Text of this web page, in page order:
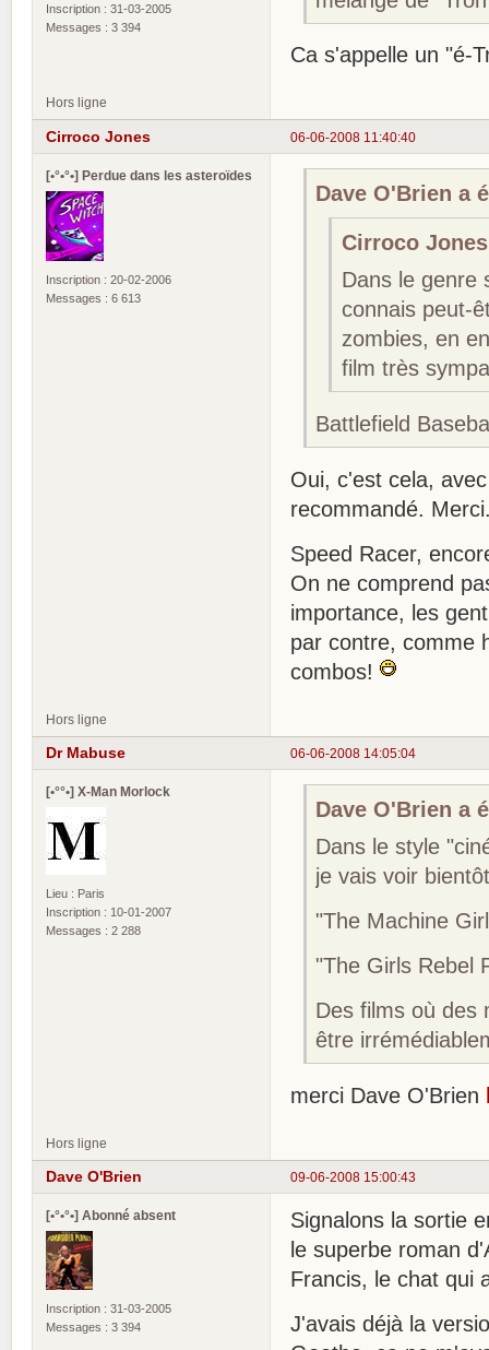
Inscription : 31-03-2005
Messages : 3 394
Ca s'appelle un "é-
Hors ligne
06-06-2008 11:40:40
Cirroco Jones
[•°•°•] Perdue dans les asteroïdes
Inscription : 20-02-2006
Messages : 6 613
Dave O'Brien a
Cirroco
Dans le genre
connais peut-
zombies, en
film très
Battlefield
Oui, c'est cela,
recommandé.
Speed Racer,
On ne comprend
importance, les
par contre, comme
combos!
Hors ligne
06-06-2008 14:05:04
Dr Mabuse
[•°°•] X-Man Morlock
Lieu : Paris
Inscription : 10-01-2007
Messages : 2 288
Dave O'Brien a
Dans le style
je vais voir
"The Machine
"The Girls Rebel
Des films où des
être
merci Dave O'Brien
Hors ligne
09-06-2008 15:00:43
Dave O'Brien
[•°•°•] Abonné absent
Inscription : 31-03-2005
Messages : 3 394
Signalons la sortie
le superbe roman
Francis, le chat qui
J'avais déjà la